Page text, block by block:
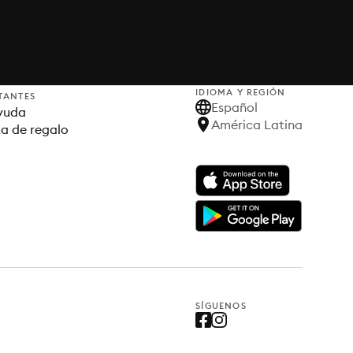
de regalo
IDIOMA Y REGIÓN
Español
América Latina
SÍGUENOS